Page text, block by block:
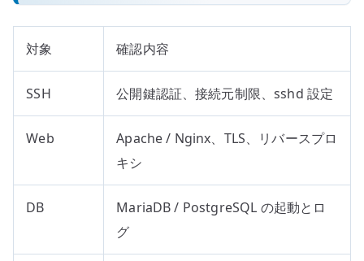
対象 確認内容
SSH 公開鍵認証、接続元制限、sshd 設定
Web
Apache / Nginx、TLS、リバースプロ
キシ
DB
MariaDB / PostgreSQL の起動とロ
グ